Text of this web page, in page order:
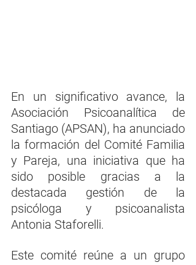
En un significativo avance, la
Asociación Psicoanalítica de
Santiago (APSAN), ha anunciado
la formación del Comité Familia
y Pareja, una iniciativa que ha
sido posible gracias a la
destacada gestión de la
psicóloga y psicoanalista
Antonia Staforelli.
Este comité reúne a un grupo